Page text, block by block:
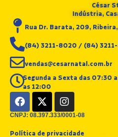
César
Indústria,
Rua Dr. Barata, 209,
(84) 3211-8020 / (84)
vendas@cesarnatal.com.br
Segunda a Sexta das 07:30
as 12:00
F
a
c
X
-
t
I
n
s
CNPJ: 08.397.333/0001-08
Política de privacidade